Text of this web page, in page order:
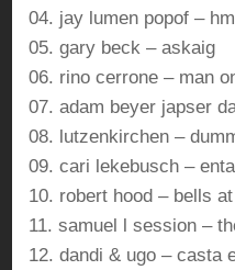
04. jay lumen popof –
05. gary beck – askaig
06. rino cerrone – man
07. adam beyer japser
08. lutzenkirchen –
09. cari lekebusch –
10. robert hood – bells
11. samuel l session –
12. dandi & ugo – casta